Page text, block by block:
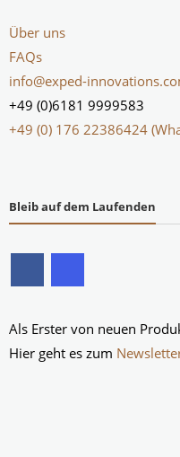
Über uns
FAQs
info@exped-
+49 (0)6181 9999583
+49 (0) 176 22386424
Bleib auf dem Laufenden
Als Erster von neuen
Hier geht es zum